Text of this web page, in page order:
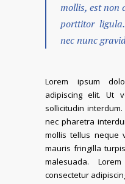
mollis, est non
porttitor
nec nunc
Lorem ipsum
adipiscing elit. Ut
sollicitudin
nec pharetra
mollis tellus neque
mauris fringilla
malesuada.
consectetur